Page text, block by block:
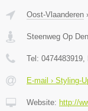
Oost-Vlaanderen
Steenweg Op
Tel: 0474483919,
E-mail › Styling-
Website: http://